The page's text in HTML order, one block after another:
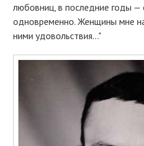
любовниц, в последние годы —
одновременно. Женщины мне
ними удовольствия…"